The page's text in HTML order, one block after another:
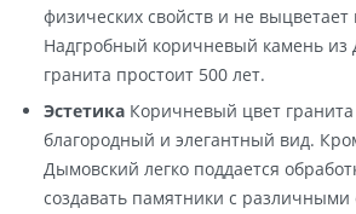
физических свойств и не выцветает
Надгробный коричневый камень из
гранита простоит 500 лет.
Эстетика Коричневый цвет
благородный и элегантный вид.
Дымовский легко поддается
создавать памятники с